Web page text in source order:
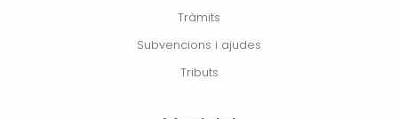
Tràmits
Subvencions i ajudes
Tributs